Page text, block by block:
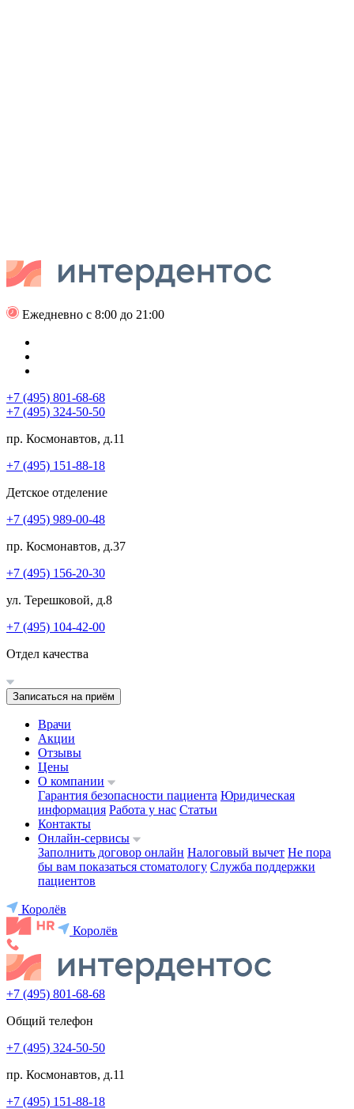
Ежедневно с 8:00 до 21:00
+7 (495) 801-68-68
+7 (495) 324-50-50
пр. Космонавтов, д.11
+7 (495) 151-88-18
Детское отделение
+7 (495) 989-00-48
пр. Космонавтов, д.37
+7 (495) 156-20-30
ул. Терешковой, д.8
+7 (495) 104-42-00
Отдел качества
Записаться на приём
Врачи
Акции
Отзывы
Цены
О компании
Гарантия безопасности пациента Юридическая
информация Работа у нас Статьи
Контакты
Онлайн-сервисы
Заполнить договор онлайн Налоговый вычет Не пора
бы вам показаться стоматологу Служба поддержки
пациентов
Королёв
Королёв
+7 (495) 801-68-68
Общий телефон
+7 (495) 324-50-50
пр. Космонавтов, д.11
+7 (495) 151-88-18